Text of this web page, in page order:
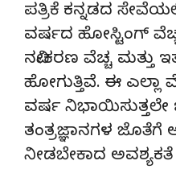
ಪತ್ರಿಕೆ ಕನ್ನಡದ
ವರ್ಷದ ಹೋಸ್ಟಿಂಗ್‌
ನವೀಕರಣ ವೆಚ್ಚ ಮತ್ತು
ಹೋಗುತ್ತಿವೆ. ಈ ಎಲ್ಲಾ
ವರ್ಷ ನಿಭಾಯಿಸುತ್ತಲೇ
ತಂತ್ರಜ್ಞಾನಗಳ
ನೀಡಬೇಕಾದ